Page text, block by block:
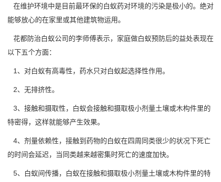
在维护环境中是目前最环保的白蚁药对环境的污染是极小的。绝对
能够放心的在家里或其他建筑物运用。
花都防治白蚁公司的李师傅表示，家庭做白蚁预防后的益处表现在
以下五个方面：
1、对白蚁有高毒性，药水只对白蚁起选择性作用。
2、无排挤性。
3、接触和摄取性，白蚁会接触和摄取极小剂量土壤或木构件里的
特密得，这样就能够产生效果。
4、剂量依赖性，接触到药物的白蚁在四周同类很少的状况下死亡
的时间会延迟，当同类越来越密集时死亡的速度加快。
5、白蚁间传播，白蚁在接触和摄取极小剂量土壤或木构件里的特